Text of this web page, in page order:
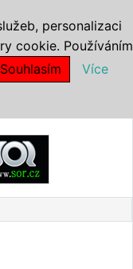
personalizaci
cookie. Používáním
Souhlasím
Více